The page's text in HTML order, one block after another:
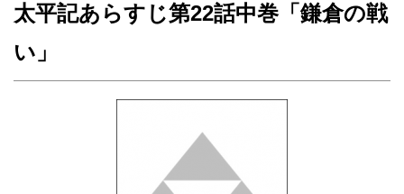
太平記あらすじ第22話中巻「鎌倉の戦
い」